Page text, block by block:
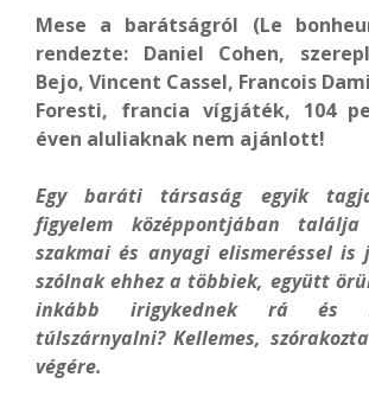
Mese a barátságról (Le
rendezte: Daniel Cohen,
Bejo, Vincent Cassel, Francois
Foresti, francia vígjáték, 104
éven aluliaknak nem ajánlott!
Egy baráti társaság egyik
figyelem középpontjában
szakmai és anyagi elismeréssel
szólnak ehhez a többiek, együtt
inkább irigykednek rá és
túlszárnyalni? Kellemes,
végére.